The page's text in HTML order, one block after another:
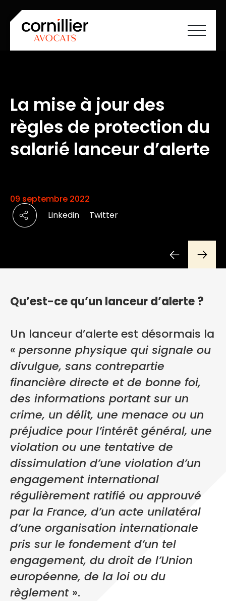
Savoir-faire
Équipe
Carrières
Société à mission
Actualités
Contact
La mise à jour des
règles de protection du
salarié lanceur d’alerte
09 septembre 2022
Linkedin
Twitter
Qu’est-ce qu’un lanceur d’alerte ?
Un lanceur d’alerte est désormais la
« personne physique qui signale ou
divulgue, sans contrepartie
financière directe et de bonne foi,
des informations portant sur un
crime, un délit, une menace ou un
préjudice pour l’intérêt général, une
violation ou une tentative de
dissimulation d’une violation d’un
engagement international
régulièrement ratifié ou approuvé
par la France, d’un acte unilatéral
d’une organisation internationale
pris sur le fondement d’un tel
engagement, du droit de l’Union
européenne, de la loi ou du
règlement ».